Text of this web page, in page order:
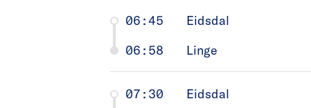
06:45
Eidsdal
06:58
Linge
07:30
Eidsdal